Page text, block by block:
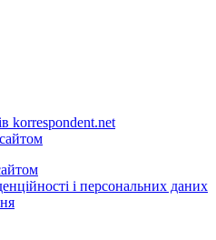
korrespondent.net
і персональних даних